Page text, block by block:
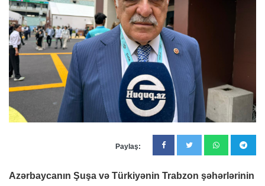
Paylaş:
Azərbaycanın Şuşa və Türkiyənin Trabzon şəhərlərinin